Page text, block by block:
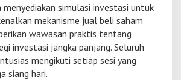
menyediakan simulasi investasi untuk
mekanisme jual beli saham
wawasan praktis tentang
investasi jangka panjang. Seluruh
mengikuti setiap sesi yang
siang hari.